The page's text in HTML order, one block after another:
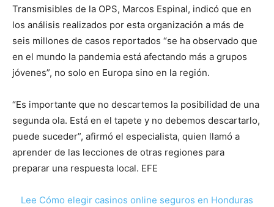
Transmisibles de la OPS, Marcos Espinal, indicó que en
los análisis realizados por esta organización a más de
seis millones de casos reportados “se ha observado que
en el mundo la pandemia está afectando más a grupos
jóvenes”, no solo en Europa sino en la región.
“Es importante que no descartemos la posibilidad de una
segunda ola. Está en el tapete y no debemos descartarlo,
puede suceder”, afirmó el especialista, quien llamó a
aprender de las lecciones de otras regiones para
preparar una respuesta local. EFE
Lee Cómo elegir casinos online seguros en Honduras